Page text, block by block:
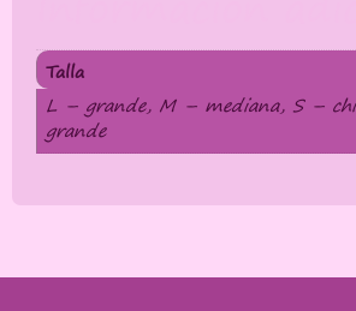
Talla
L – grande, M – mediana, S –
grande